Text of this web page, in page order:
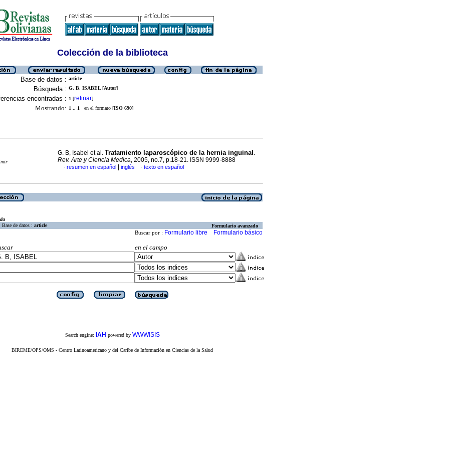
Colección de la biblioteca
Base de datos : article
Búsqueda : G. B, ISABEL [Autor]
encontradas : 1 [refinar]
Mostrando: 1 .. 1 en el formato [ISO 690]
G. B, Isabel et al. Tratamiento laparoscópico de la hernia inguinal .
Rev. Arte y Ciencia Medica, 2005, no.7, p.18-21. ISSN 9999-8888
· resumen en español inglés · texto en español
Base de datos : article Formulario avanzado
Buscar por : Formulario libre Formulario básico
en el campo
Search engine: iAH powered by WWWISIS
BIREME/OPS/OMS - Centro Latinoamericano y del Caribe de Información en Ciencias de la Salud